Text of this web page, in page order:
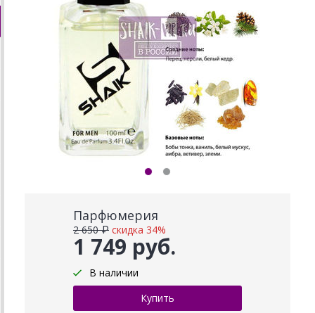
Парфюмерия
1 749 руб.
2 650 ₽ скидка 34%
В наличии